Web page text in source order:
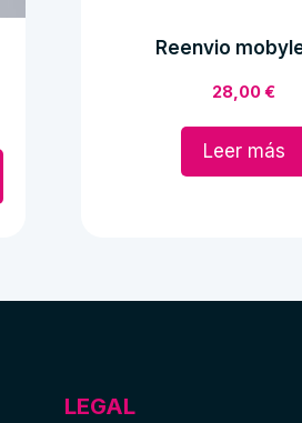
Reenvio
28,00€
Leer más
LEGAL